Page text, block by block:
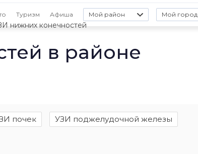
Туризм Афиша Мой район Мой город
нижних конечностей
в районе
почек УЗИ поджелудочной железы